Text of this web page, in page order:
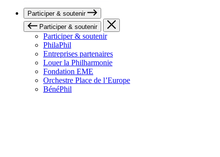
Participer & soutenir
Participer & soutenir
Participer & soutenir
PhilaPhil
Entreprises partenaires
Louer la Philharmonie
Fondation EME
Orchestre Place de l’Europe
BénéPhil